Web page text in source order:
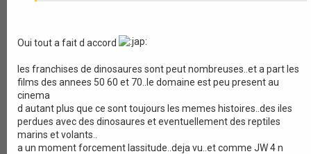
Oui tout a fait d accord
les franchises de dinosaures sont peut nombreuses..et a part les
films des annees 50 60 et 70..le domaine est peu present au
cinema
d autant plus que ce sont toujours les memes histoires..des iles
perdues avec des dinosaures et eventuellement des reptiles
marins et volants..
a un moment forcement lassitude..deja vu..et comme JW 4 n